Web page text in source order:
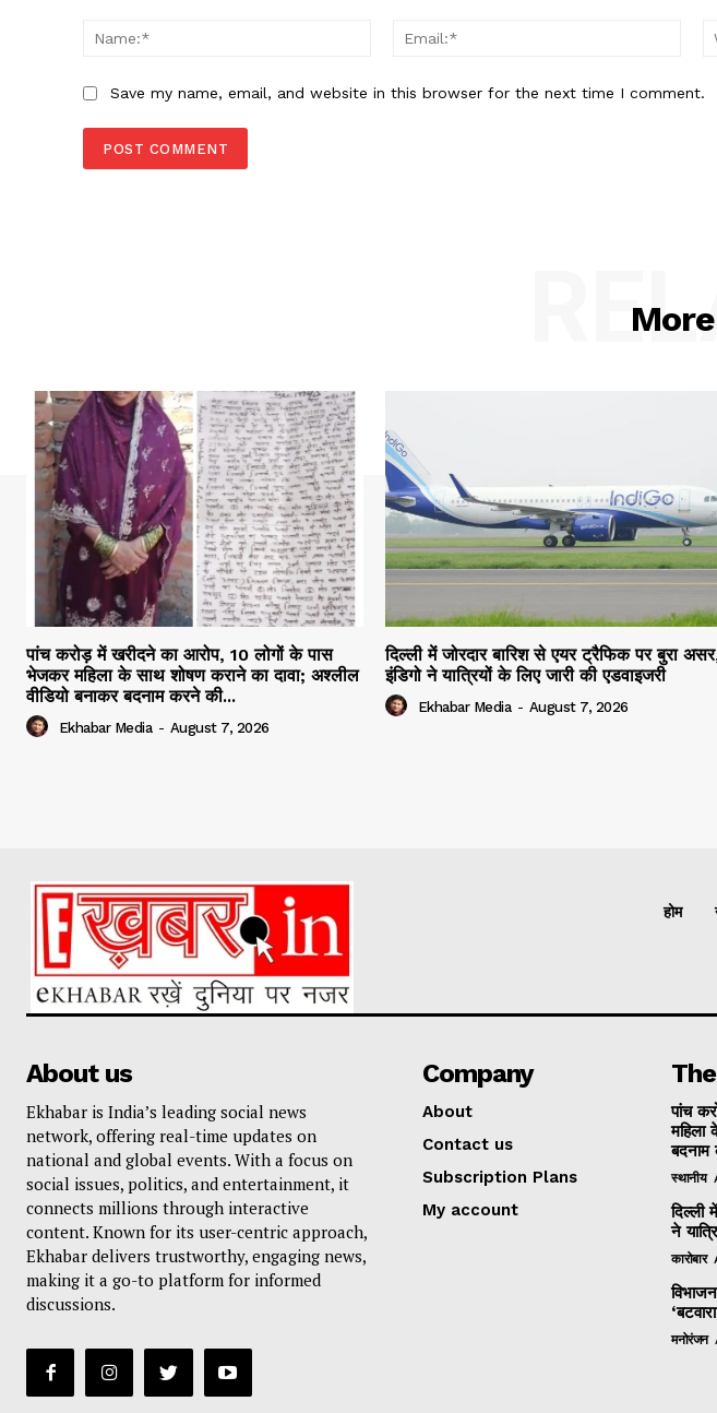
Name:*
Save my name, email, and website in this browser for the next time I comment.
पांच करोड़ में खरीदने का आरोप, 10 लोगों के पास
भेजकर महिला के साथ शोषण कराने का दावा; अश्लील
वीडियो बनाकर बदनाम करने की...
Ekhabar Media - August 7, 2026
दिल्ली में जोरदार बारिश से एयर ट्रैफिक पर बुरा
इंडिगो ने यात्रियों के लिए जारी की एडवाइजरी
Ekhabar Media - August 7, 2026
होम
About us
Ekhabar is India’s leading social news
network, offering real-time updates on
national and global events. With a focus on
social issues, politics, and entertainment, it
connects millions through interactive
content. Known for its user-centric approach,
Ekhabar delivers trustworthy, engaging news,
making it a go-to platform for informed
discussions.
Company
About
Contact us
Subscription Plans
My account
पांच
महिला
स्थानीय
दिल्ली
ने
कारोबार
मनोरंजन